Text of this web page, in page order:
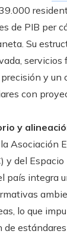
de PIB per
Su
servicios
y un
con
y
Asociación
y del
país integra
lo que